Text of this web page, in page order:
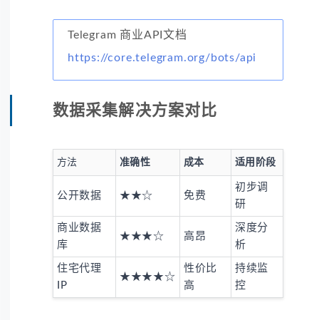
Telegram 商业API文档
https://core.telegram.org/bots/api
数据采集解决方案对比
方法 准确性 成本 适用阶段
公开数据 ★★☆ 免费
初步调
研
商业数据
库
★★★☆ 高昂
深度分
析
住宅代理
IP
★★★★☆
性价比
高
持续监
控